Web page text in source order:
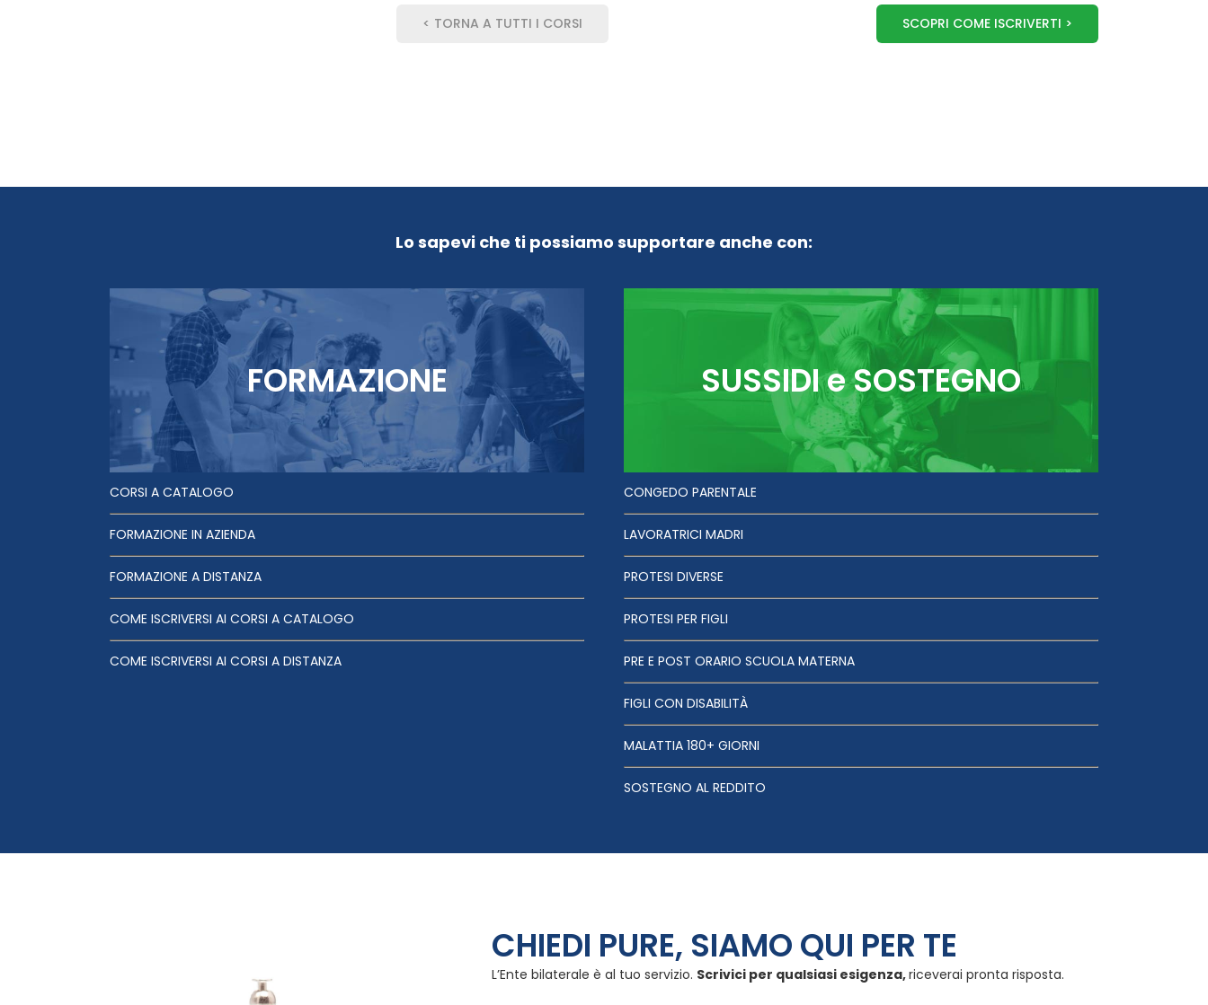
< TORNA A TUTTI I CORSI SCOPRI COME ISCRIVERTI >
Lo sapevi che ti possiamo supportare anche con:
FORMAZIONE
CORSI A CATALOGO
FORMAZIONE IN AZIENDA
FORMAZIONE A DISTANZA
COME ISCRIVERSI AI CORSI A CATALOGO
COME ISCRIVERSI AI CORSI A DISTANZA
SUSSIDI e SOSTEGNO
CONGEDO PARENTALE
LAVORATRICI MADRI
PROTESI DIVERSE
PROTESI PER FIGLI
PRE E POST ORARIO SCUOLA MATERNA
FIGLI CON DISABILITÀ
MALATTIA 180+ GIORNI
SOSTEGNO AL REDDITO
CHIEDI PURE, SIAMO QUI PER TE
L’Ente bilaterale è al tuo servizio. Scrivici per qualsiasi esigenza,riceverai pronta risposta.